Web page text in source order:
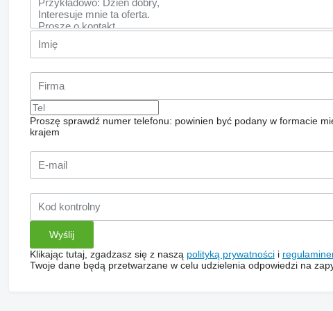
Proszę sprawdź numer telefonu: powinien być podany w formacie
krajem
Klikając tutaj, zgadzasz się z naszą polityką prywatnościi
Twoje dane będą przetwarzane w celu udzielenia odpowiedzi na